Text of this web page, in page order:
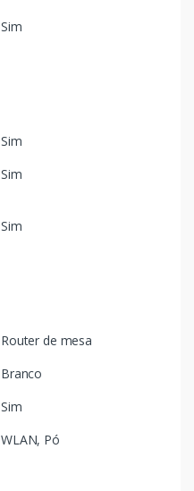
Sim
Sim
Sim
Sim
Router de mesa
Branco
Sim
WLAN, Pó